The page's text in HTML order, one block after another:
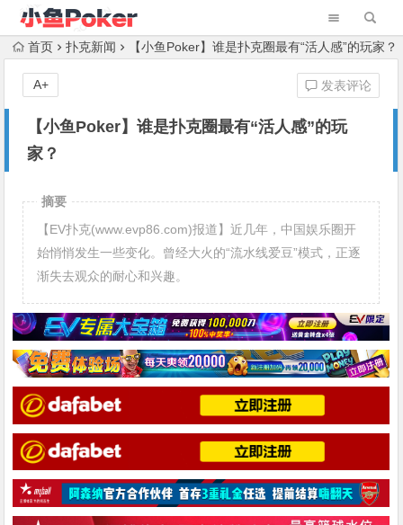
首页 扑克新闻 【小鱼Poker】谁是扑克圈最有“活人感”的玩家？
【小鱼Poker】谁是扑克圈最有“活人感”的玩
家？
发表评论
A+
摘要
【EV扑克(www.evp86.com)报道】近几年，中国娱乐圈开
始悄悄发生一些变化。曾经大火的“流水线爱豆”模式，正逐
渐失去观众的耐心和兴趣。